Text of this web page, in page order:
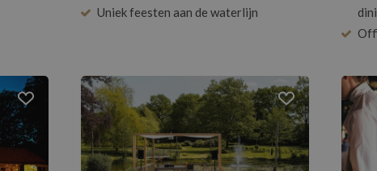
Uniek feesten aan de waterlijn